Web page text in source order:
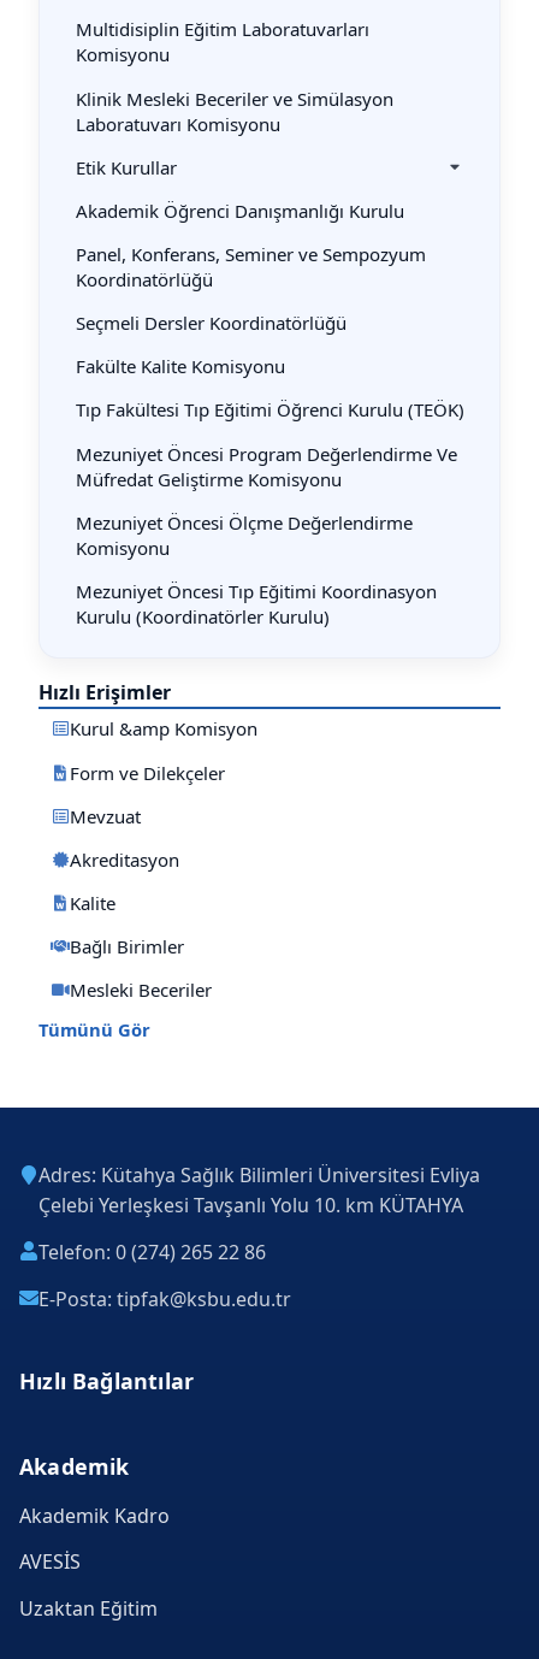
Multidisiplin Eğitim Laboratuvarları
Komisyonu
Klinik Mesleki Beceriler ve Simülasyon
Laboratuvarı Komisyonu
Etik Kurullar
Akademik Öğrenci Danışmanlığı Kurulu
Panel, Konferans, Seminer ve Sempozyum
Koordinatörlüğü
Seçmeli Dersler Koordinatörlüğü
Fakülte Kalite Komisyonu
Tıp Fakültesi Tıp Eğitimi Öğrenci Kurulu (TEÖK)
Mezuniyet Öncesi Program Değerlendirme Ve
Müfredat Geliştirme Komisyonu
Mezuniyet Öncesi Ölçme Değerlendirme
Komisyonu
Mezuniyet Öncesi Tıp Eğitimi Koordinasyon
Kurulu (Koordinatörler Kurulu)
Hızlı Erişimler
Kurul &amp Komisyon
Form ve Dilekçeler
Mevzuat
Akreditasyon
Kalite
Bağlı Birimler
Mesleki Beceriler
Tümünü Gör
Adres: Kütahya Sağlık Bilimleri Üniversitesi Evliya
Çelebi Yerleşkesi Tavşanlı Yolu 10. km KÜTAHYA
Telefon: 0 (274) 265 22 86
E-Posta: tipfak@ksbu.edu.tr
Hızlı Bağlantılar
Akademik
Akademik Kadro
AVESİS
Uzaktan Eğitim